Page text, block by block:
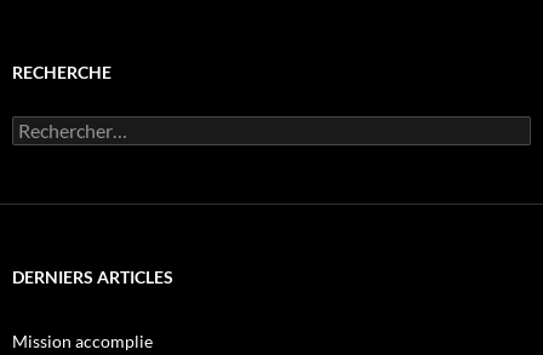
RECHERCHE
Rechercher :
DERNIERS ARTICLES
Mission accomplie